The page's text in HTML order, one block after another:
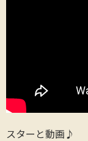
スターと動画♪